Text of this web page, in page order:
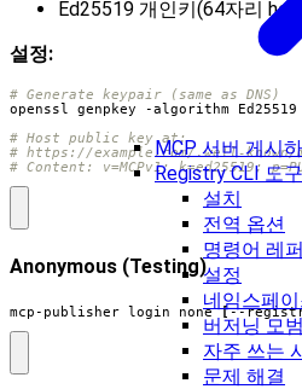
MCP 서버 게시
Registry CLI 도구
설치
전역 옵션
명령어 레
설정
네임스페
버저닝 모
자주 쓰는
문제 해결
Ed25519 개인키(64자리
설정:
# Generate keypair (same as DNS)
# Host public key at:
# https://example.com/.well-known/
# Content: v=MCPv1; k=ed25519;
Anonymous (Testing)
mcp-publisher login none [--